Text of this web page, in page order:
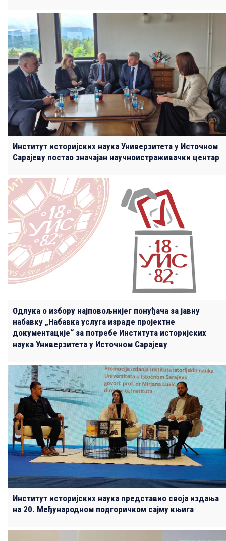
Институт историјских наука Универзитета у Источном
Сарајеву постао значајан научноистраживачки центар
Одлука о избору најповољнијег понуђача за јавну
набавку „Набавка услуга израде пројектне
документације“ за потребе Института историјских
наука Универзитета у Источном Сарајеву
Институт историјских наука представио своја издања
на 20. Међународном подгоричком сајму књига